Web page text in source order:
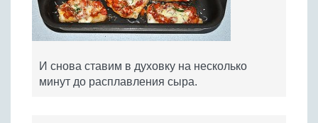
И снова ставим в духовку на несколько
минут до расплавления сыра.